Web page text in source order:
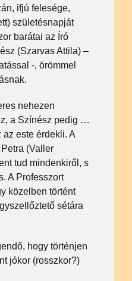
ifjú felesége,
születésnapját
barátai az Író
(Szarvas Attila) –
-, örömmel
nehezen
a Színész pedig …
az este érdekli. A
(Valler
tud mindenkiről, s
A Professzort
közelben történt
sétára
hogy történjen
jókor (rosszkor?)